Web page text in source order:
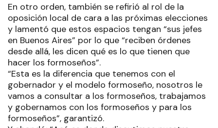
En otro orden, también se refirió al rol de la
oposición local de cara a las próximas elecciones
y lamentó que estos espacios tengan “sus jefes
en Buenos Aires” por lo que “reciben órdenes
desde allá, les dicen qué es lo que tienen que
hacer los formoseños”.
“Esta es la diferencia que tenemos con el
gobernador y el modelo formoseño, nosotros le
vamos a consultar a los formoseños, trabajamos
y gobernamos con los formoseños y para los
formoseños”, garantizó.